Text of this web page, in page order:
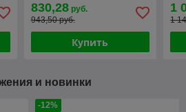
830,28руб.
943,50 руб.
Купить
1
1
и новинки
-12%